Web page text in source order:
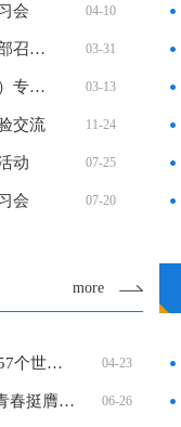
会 04-10
地球科学学院黄大年式教师团队党支部召开党员大会 03-31
我院召开党委理论学习中心组（扩大）专题学习会 03-13
交流 11-24
动 07-25
会 07-20
more
东北石油大学地球科学学院举办第57个世界地球… 04-23
地球科学学院举办“弘扬大庆精神·青春挺膺担… 06-26